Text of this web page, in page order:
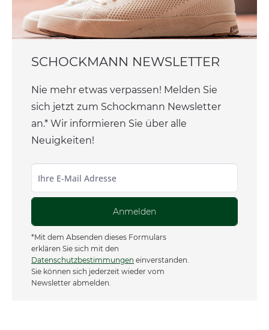
SCHOCKMANN NEWSLETTER
Nie mehr etwas verpassen! Melden Sie
sich jetzt zum Schockmann Newsletter
an.* Wir informieren Sie über alle
Neuigkeiten!
Anmelden
*Mit dem Absenden dieses Formulars
erklären Sie sich mit den
Datenschutzbestimmungen einverstanden.
Sie können sich jederzeit wieder vom
Newsletter abmelden.